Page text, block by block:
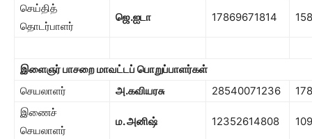
செய்தித்
தொடர்பாளர்
ஜெ.ஐடா 17869671814 158
இளைஞர் பாசறைமாவட்டப் பொறுப்பாளர்கள்
செயலாளர்
அ.கவியரசு 28540071236
178
இணைச்
செயலாளர்
ம. அனிஷ் 12352614808 109